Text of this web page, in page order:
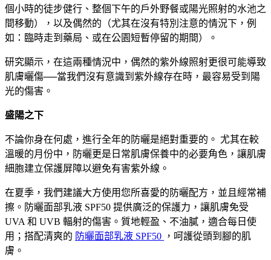
個小時的徒步健行、整個下午的戶外野餐或陽光照射的水池之
間移動），以及偶然的（尤其在沒有特別注意的情況下，例
如：臨時走到藥局、或在公園短暫停留的期間）。
研究顯示，在這兩種情況中，偶然的紫外線照射更很可能導致
肌膚曬傷──當我們沒有意識到紫外線存在時，最容易受到陽
光的傷害。
盛陽之下
不論你身在何處，進行全年的防曬是絕對重要的。 尤其在較
溫暖的月份中，防曬更是日常肌膚保養中的必要角色，讓肌膚
細胞建立保護屏障以避免有害紫外線。
在夏季，我們建議大方使用您所喜愛的防曬配方，並且經常補
擦。防曬面部乳液 SPF50 提供廣泛的保護力，讓肌膚免受
UVA 和 UVB 輻射的傷害。質地輕盈、不油膩，適合每日使
用；搭配清爽的 防曬面部乳液 SPF50 ，呵護從頭到腳的肌
膚。